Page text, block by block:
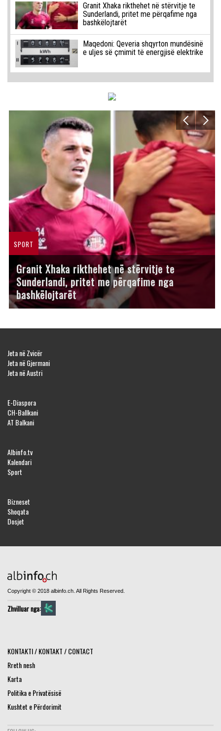
Granit Xhaka rikthehet në stërvitje te
Sunderlandi, pritet me përqafime nga
bashkëlojtarët
Maqedoni: Qeveria shqyrton mundësinë
e uljes së çmimit të energjisë elektrike
SPORT
Granit Xhaka rikthehet në stërvitje te
Sunderlandi, pritet me përqafime nga
bashkëlojtarët
Jeta në Zvicër
Jeta në Gjermani
Jeta në Austri
E-Diaspora
CH-Ballkani
AT Balkani
Albinfo.tv
Kalendari
Sport
Bizneset
Shoqata
Dosjet
Copyright © 2018 albinfo.ch. All Rights Reserved.
Zhvilluar nga:
KONTAKTI / KONTAKT / CONTACT
Rreth nesh
Karta
Politika e Privatësisë
Kushtet e Përdorimit